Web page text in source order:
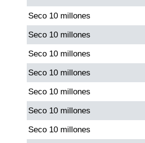
Saman de la suerte
Sinuano Día
Sinuano Noche
Super Chontico Noche
Seco 10 millones
Seco 10 millones
Seco 10 millones
Seco 10 millones
Seco 10 millones
Seco 10 millones
Seco 10 millones